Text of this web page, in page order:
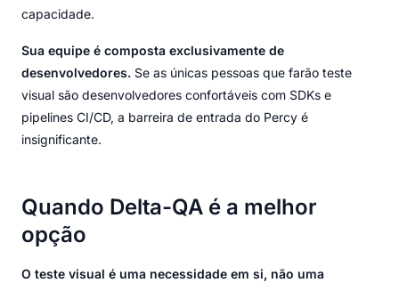
capacidade.
Sua equipe é composta exclusivamente de
desenvolvedores. Se as únicas pessoas que farão teste
visual são desenvolvedores confortáveis com SDKs e
pipelines CI/CD, a barreira de entrada do Percy é
insignificante.
Quando Delta-QA é a melhor
opção
O teste visual é uma necessidade em si, não uma